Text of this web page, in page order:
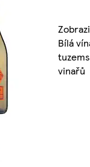
Bílá
vinařů